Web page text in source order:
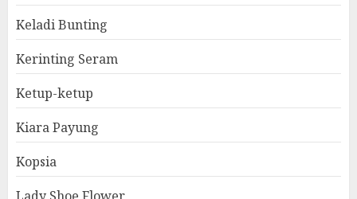
Keladi Bunting
Kerinting Seram
Ketup-ketup
Kiara Payung
Kopsia